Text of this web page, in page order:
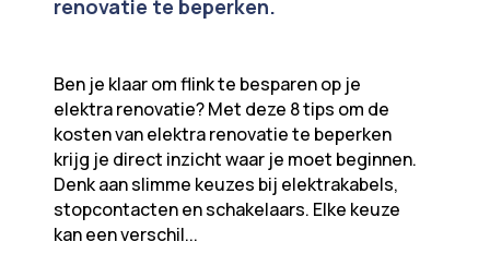
renovatie te beperken.
Ben je klaar om flink te besparen op je
elektra renovatie? Met deze 8 tips om de
kosten van elektra renovatie te beperken
krijg je direct inzicht waar je moet beginnen.
Denk aan slimme keuzes bij elektrakabels,
stopcontacten en schakelaars. Elke keuze
kan een verschil...